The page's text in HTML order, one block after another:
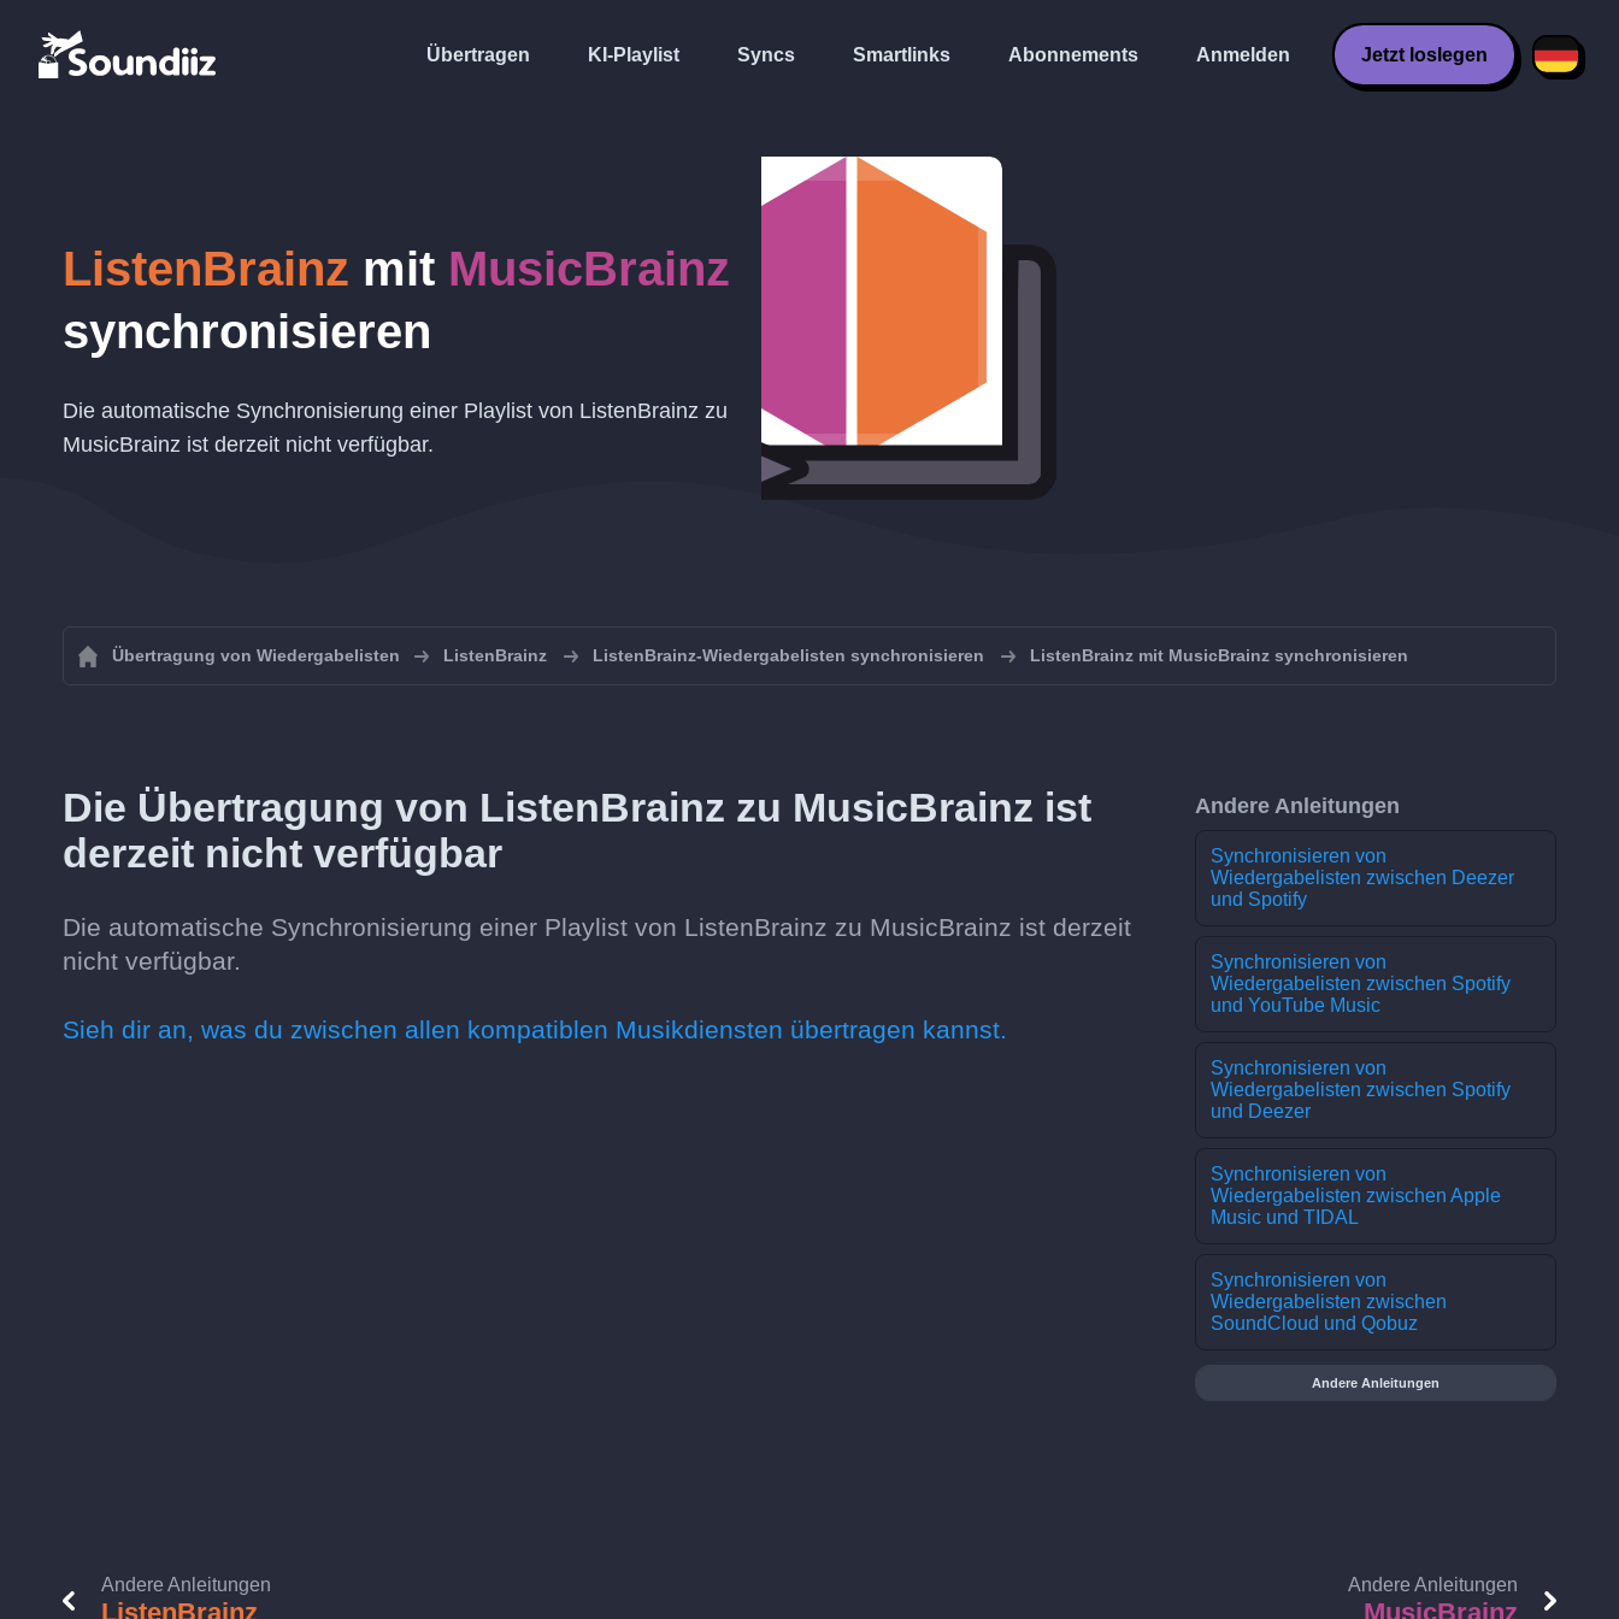
Übertragen KI-Playlist Syncs Smartlinks Abonnements Anmelden Jetzt loslegen
ListenBrainz mit MusicBrainz
synchronisieren
Die automatische Synchronisierung einer Playlist von ListenBrainz zu
MusicBrainz ist derzeit nicht verfügbar.
Übertragung von Wiedergabelisten ListenBrainz ListenBrainz-Wiedergabelisten synchronisieren ListenBrainz mit MusicBrainz synchronisieren
Die Übertragung von ListenBrainz zu MusicBrainz ist
derzeit nicht verfügbar
Die automatische Synchronisierung einer Playlist von ListenBrainz zu MusicBrainz ist derzeit
nicht verfügbar.
Sieh dir an, was du zwischen allen kompatiblen Musikdiensten übertragen kannst.
Andere Anleitungen
Synchronisieren von
Wiedergabelisten zwischen Deezer
und Spotify
Synchronisieren von
Wiedergabelisten zwischen Spotify
und YouTube Music
Synchronisieren von
Wiedergabelisten zwischen Spotify
und Deezer
Synchronisieren von
Wiedergabelisten zwischen Apple
Music und TIDAL
Synchronisieren von
Wiedergabelisten zwischen
SoundCloud und Qobuz
Andere Anleitungen
Andere Anleitungen
ListenBrainz
Andere Anleitungen
MusicBrainz